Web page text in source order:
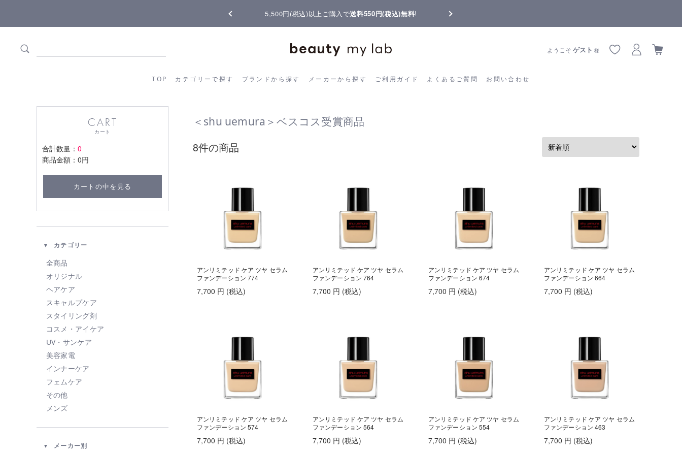
【重要】熊本地震の影響によりお届けに遅延が生じております
TOP カテゴリーで探す ブランドから探す メーカーから探す ご利用ガイド よくあるご質問 お問い合わせ
ようこそゲスト 様
カテゴリーから探す ブランドから探す メーカーから探す ご利用ガイド よくあるご質問
CART
カート
合計数量： 0
商品金額： 0円
カートの中を見る
カテゴリー
全商品
オリジナル
ヘアケア
スキャルプケア
スタイリング剤
コスメ・アイケア
UV・サンケア
美容家電
インナーケア
フェムケア
その他
メンズ
メーカー別
＜shu uemura＞ベスコス受賞商品
8件の商品
アンリミテッド ケア ツヤ セラム
ファンデーション 774
7,700 円 (税込)
アンリミテッド ケア ツヤ セラム
ファンデーション 764
7,700 円 (税込)
アンリミテッド ケア ツヤ セラム
ファンデーション 674
7,700 円 (税込)
アンリミテッド ケア ツヤ セラム
ファンデーション 664
7,700 円 (税込)
アンリミテッド ケア ツヤ セラム
ファンデーション 574
7,700 円 (税込)
アンリミテッド ケア ツヤ セラム
ファンデーション 564
7,700 円 (税込)
アンリミテッド ケア ツヤ セラム
ファンデーション 554
7,700 円 (税込)
アンリミテッド ケア ツヤ セラム
ファンデーション 463
7,700 円 (税込)